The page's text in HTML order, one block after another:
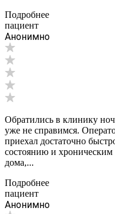
Подробнее
пациент
Анонимно
Обратились в клинику
уже не справимся.
приехал достаточно
состоянию и
дома,...
Подробнее
пациент
Анонимно